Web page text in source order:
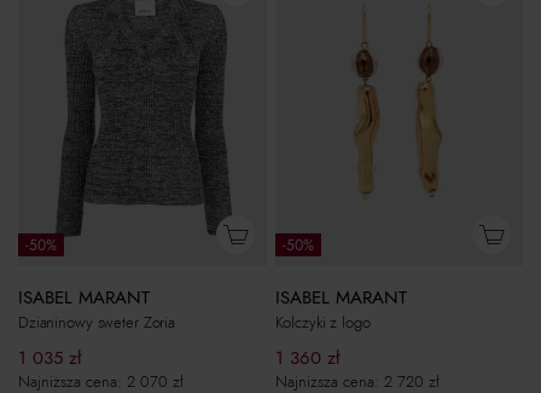
-50%
ISABEL MARANT
Dzianinowy sweter Zoria
1 035 zł
Najniższa cena: 2 070 zł
-50%
ISABEL MARANT
Kolczyki z logo
1 360 zł
Najniższa cena: 2 720 zł